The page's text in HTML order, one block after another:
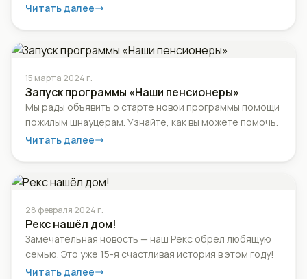
Читать далее
15 марта 2024 г.
Запуск программы «Наши пенсионеры»
Мы рады объявить о старте новой программы помощи
пожилым шнауцерам. Узнайте, как вы можете помочь.
Читать далее
28 февраля 2024 г.
Рекс нашёл дом!
Замечательная новость — наш Рекс обрёл любящую
семью. Это уже 15-я счастливая история в этом году!
Читать далее